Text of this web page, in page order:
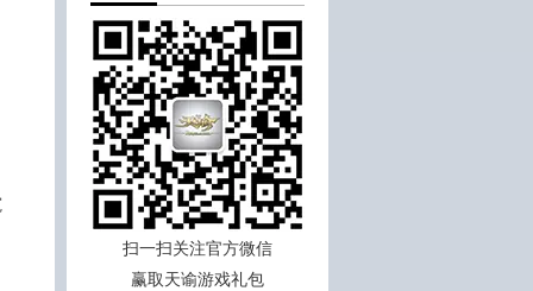
扫一扫关注官方微信
赢取天谕游戏礼包